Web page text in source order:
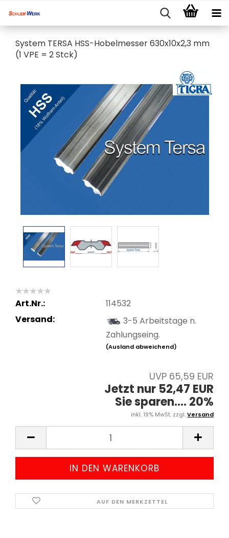
System TERSA HSS-Hobelmesser 630x10x2,3 mm
(1 VPE = 2 Stck)
Art.Nr.:
114532
Versand:
3-5 Arbeitstage n.
Zahlungseing.
(Ausland abweichend)
UVP 65,59 EUR
Jetzt nur 52,47 EUR
Sie sparen.... 20%
inkl. 19% MwSt. zzgl.Versand
AUF DEN MERKZETTEL